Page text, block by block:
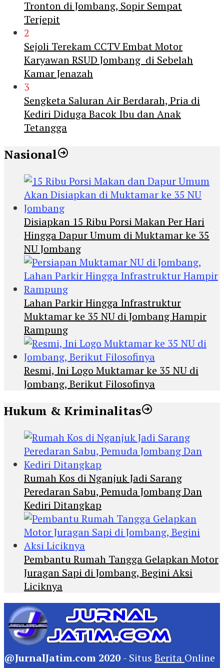
Tronton di Jombang, Sopir Sempat
Terjepit
2
Sejoli Terekam CCTV Embat Motor
Karyawan RSUD Jombang di Sebelah
Kamar Jenazah
3
Sengketa Saluran Air Berdarah, Pria di
Kediri Diduga Bacok Ibu dan Anak
Tetangga
Nasional
Disiapkan 15 Ribu Porsi Makan Per Hari
Hingga Dapur Umum di Muktamar ke 35
NU Jombang
Lahan Parkir Hingga Infrastruktur
Muktamar ke 35 NU di Jombang Hampir
Rampung
Resmi, Ini Logo Muktamar ke 35 NU di
Jombang, Berikut Filosofinya
Hukum & Kriminalitas
Rumah Kos di Nganjuk Jadi Sarang
Peredaran Sabu, Pemuda Jombang Dan
Kediri Ditangkap
Pembantu Rumah Tangga Gelapkan Motor
Juragan Sapi di Jombang, Begini Aksi
Liciknya
@JurnalJatim.com 2020 - Situs Berita Online